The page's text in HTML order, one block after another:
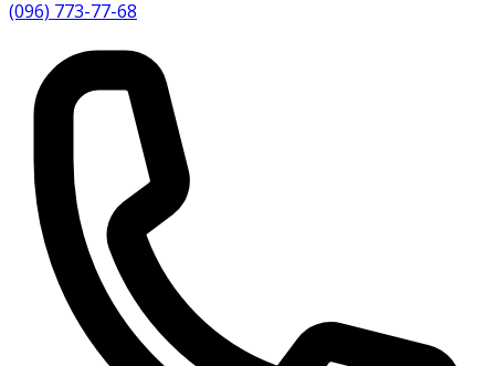
(096) 773-77-68